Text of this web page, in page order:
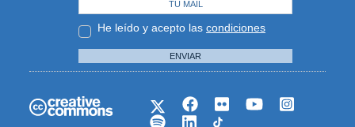
He leído y acepto las condiciones
ENVIAR